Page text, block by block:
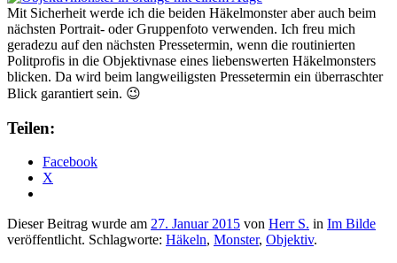
Mit Sicherheit werde ich die beiden Häkelmonster aber auch beim
nächsten Portrait- oder Gruppenfoto verwenden. Ich freu mich
geradezu auf den nächsten Pressetermin, wenn die routinierten
Politprofis in die Objektivnase eines liebenswerten Häkelmonsters
blicken. Da wird beim langweiligsten Pressetermin ein überraschter
Blick garantiert sein. 😉
Teilen:
Facebook
X
Dieser Beitrag wurde am 27. Januar 2015 von Herr S. in Im Bilde
veröffentlicht. Schlagworte: Häkeln, Monster, Objektiv.